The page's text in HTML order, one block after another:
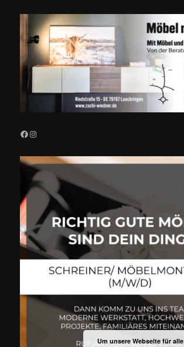
Facebook
Instagram
Um unsere Webseite für alle